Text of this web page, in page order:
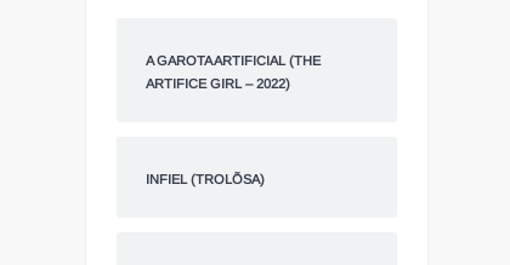
A GAROTA ARTIFICIAL (THE
ARTIFICE GIRL – 2022)
INFIEL (TROLÕSA)